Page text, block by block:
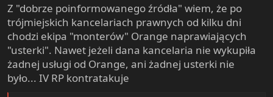
Z "dobrze poinformowanego źródła" wiem, że po
trójmiejskich kancelariach prawnych od kilku dni
chodzi ekipa "monterów" Orange naprawiających
"usterki". Nawet jeżeli dana kancelaria nie wykupiła
żadnej usługi od Orange, ani żadnej usterki nie
było... IV RP kontratakuje